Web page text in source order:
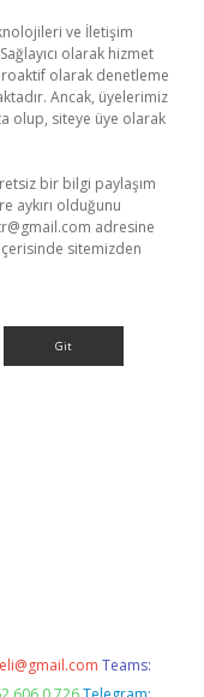
ve İletişim
olarak hizmet
olarak denetleme
Ancak, üyelerimiz
olup, siteye üye olarak
bir bilgi paylaşım
aykırı olduğunu
adresine
sitemizden
Teams: